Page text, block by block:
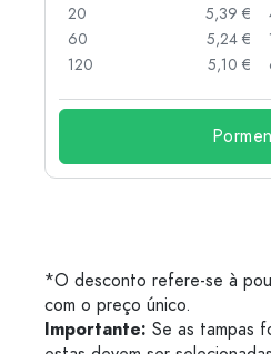
20
5,39 €
60
5,24 €
120
5,10 €
*O desconto refere-se à
com o preço único.
Importante: Se as tampas